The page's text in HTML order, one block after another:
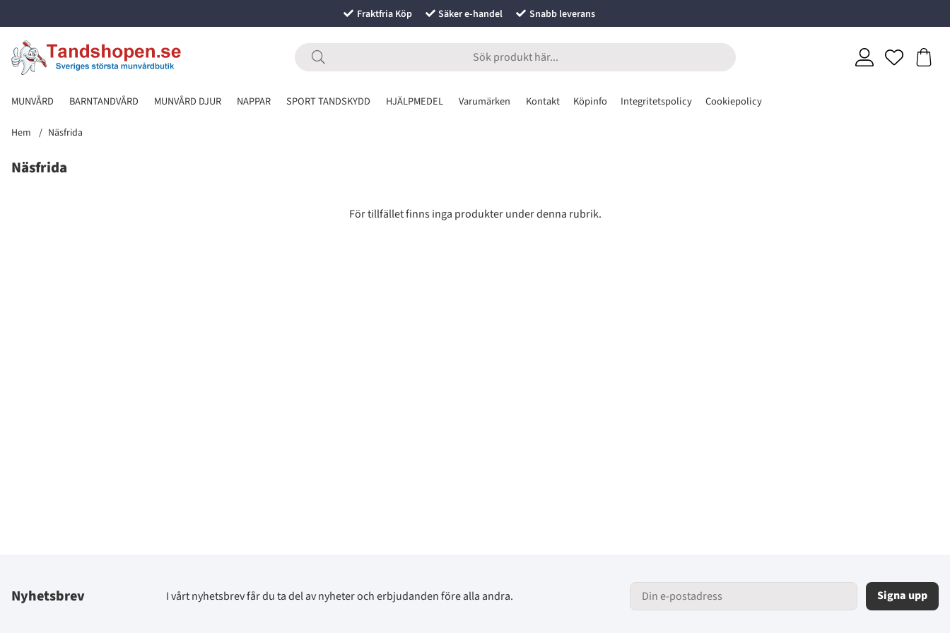
Fraktfria Köp Säker e-handel Snabb leverans
MUNVÅRD BARNTANDVÅRD MUNVÅRD DJUR NAPPAR SPORT TANDSKYDD HJÄLPMEDEL Varumärken Kontakt Köpinfo Integritetspolicy Cookiepolicy
Hem Näsfrida
Näsfrida
För tillfället finns inga produkter under denna rubrik.
Nyhetsbrev I vårt nyhetsbrev får du ta del av nyheter och erbjudanden före alla andra. Signa upp